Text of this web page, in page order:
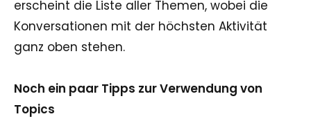
erscheint die Liste aller Themen, wobei die
Konversationen mit der höchsten Aktivität
ganz oben stehen.
Noch ein paar Tipps zur Verwendung von
Topics